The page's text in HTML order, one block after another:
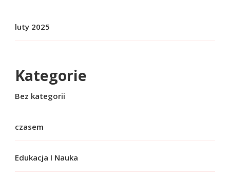
luty 2025
Kategorie
Bez kategorii
czasem
Edukacja I Nauka